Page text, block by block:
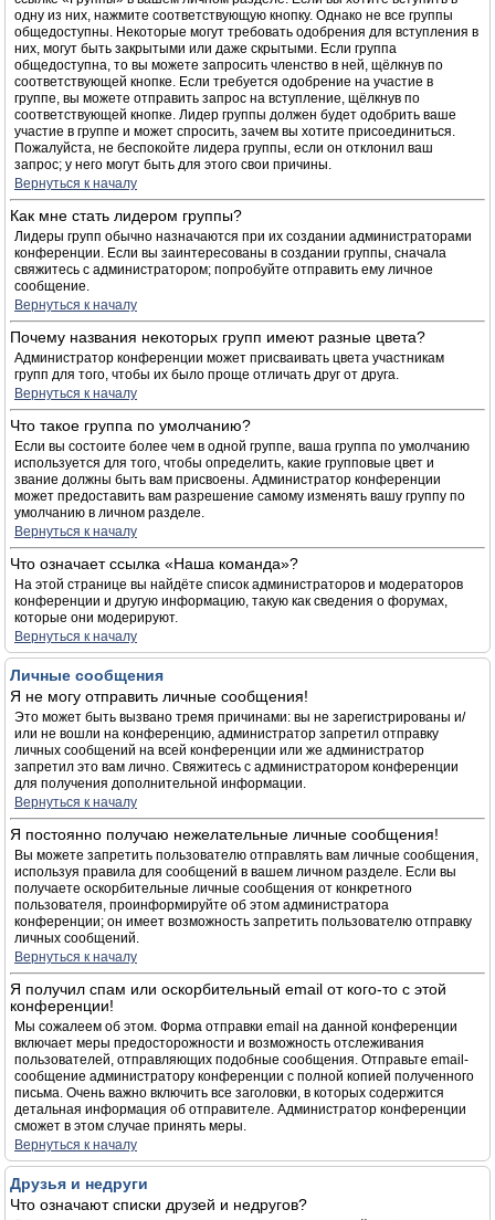
одну из них, нажмите соответствующую кнопку. Однако не все группы
общедоступны. Некоторые могут требовать одобрения для вступления в
них, могут быть закрытыми или даже скрытыми. Если группа
общедоступна, то вы можете запросить членство в ней, щёлкнув по
соответствующей кнопке. Если требуется одобрение на участие в
группе, вы можете отправить запрос на вступление, щёлкнув по
соответствующей кнопке. Лидер группы должен будет одобрить ваше
участие в группе и может спросить, зачем вы хотите присоединиться.
Пожалуйста, не беспокойте лидера группы, если он отклонил ваш
запрос; у него могут быть для этого свои причины.
Вернуться к началу
Как мне стать лидером группы?
Лидеры групп обычно назначаются при их создании администраторами
конференции. Если вы заинтересованы в создании группы, сначала
свяжитесь с администратором; попробуйте отправить ему личное
сообщение.
Вернуться к началу
Почему названия некоторых групп имеют разные цвета?
Администратор конференции может присваивать цвета участникам
групп для того, чтобы их было проще отличать друг от друга.
Вернуться к началу
Что такое группа по умолчанию?
Если вы состоите более чем в одной группе, ваша группа по умолчанию
используется для того, чтобы определить, какие групповые цвет и
звание должны быть вам присвоены. Администратор конференции
может предоставить вам разрешение самому изменять вашу группу по
умолчанию в личном разделе.
Вернуться к началу
Что означает ссылка «Наша команда»?
На этой странице вы найдёте список администраторов и модераторов
конференции и другую информацию, такую как сведения о форумах,
которые они модерируют.
Вернуться к началу
Личные сообщения
Я не могу отправить личные сообщения!
Это может быть вызвано тремя причинами: вы не зарегистрированы и/
или не вошли на конференцию, администратор запретил отправку
личных сообщений на всей конференции или же администратор
запретил это вам лично. Свяжитесь с администратором конференции
для получения дополнительной информации.
Вернуться к началу
Я постоянно получаю нежелательные личные сообщения!
Вы можете запретить пользователю отправлять вам личные сообщения,
используя правила для сообщений в вашем личном разделе. Если вы
получаете оскорбительные личные сообщения от конкретного
пользователя, проинформируйте об этом администратора
конференции; он имеет возможность запретить пользователю отправку
личных сообщений.
Вернуться к началу
Я получил спам или оскорбительный email от кого-то с этой
конференции!
Мы сожалеем об этом. Форма отправки email на данной конференции
включает меры предосторожности и возможность отслеживания
пользователей, отправляющих подобные сообщения. Отправьте email-
сообщение администратору конференции с полной копией полученного
письма. Очень важно включить все заголовки, в которых содержится
детальная информация об отправителе. Администратор конференции
сможет в этом случае принять меры.
Вернуться к началу
Друзья и недруги
Что означают списки друзей и недругов?